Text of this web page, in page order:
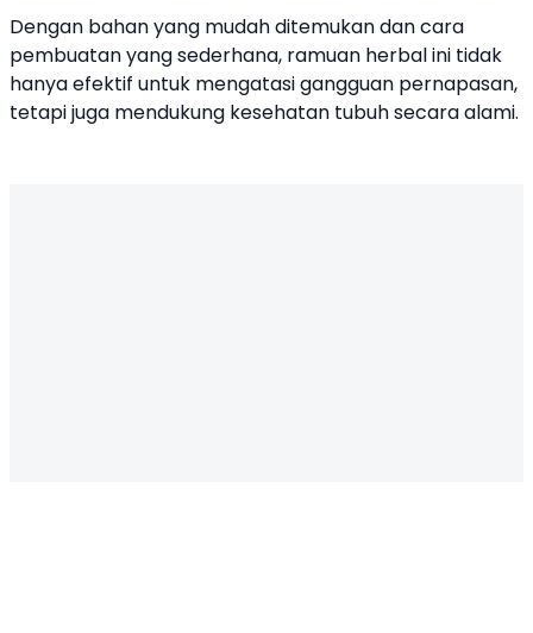
Dengan bahan yang mudah ditemukan dan cara
pembuatan yang sederhana, ramuan herbal ini tidak
hanya efektif untuk mengatasi gangguan pernapasan,
tetapi juga mendukung kesehatan tubuh secara alami.